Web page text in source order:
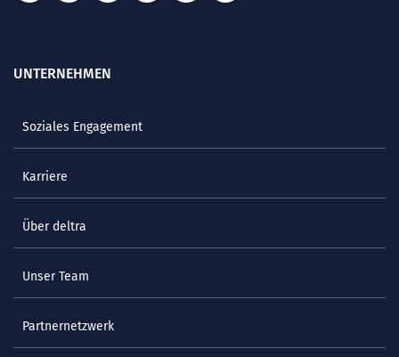
UNTERNEHMEN
Soziales Engagement
Karriere
Über deltra
Unser Team
Partnernetzwerk